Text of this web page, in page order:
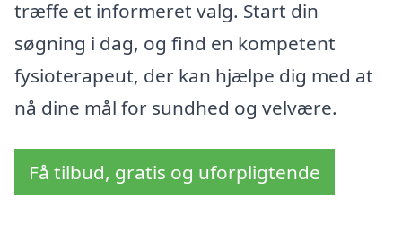
træffe et informeret valg. Start din
søgning i dag, og find en kompetent
fysioterapeut, der kan hjælpe dig med at
nå dine mål for sundhed og velvære.
Få tilbud, gratis og uforpligtende